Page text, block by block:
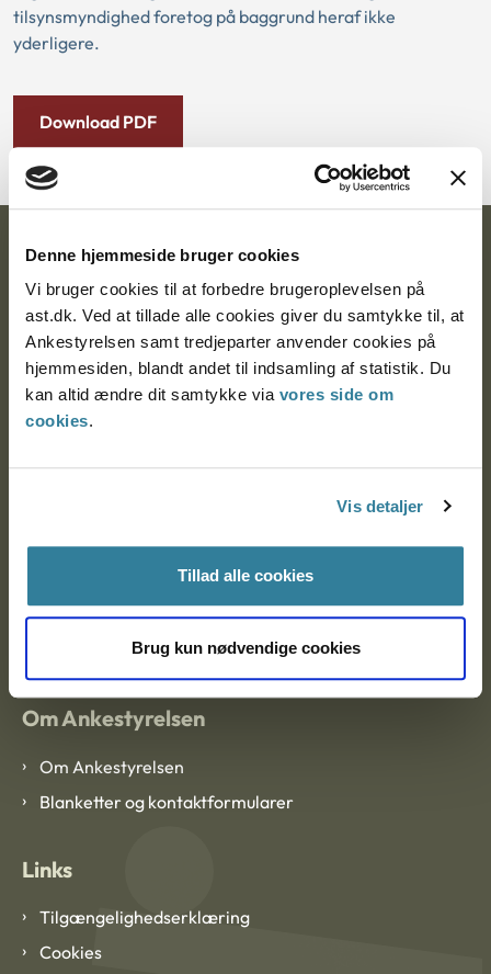
Denne hjemmeside bruger cookies
Vi bruger cookies til at forbedre brugeroplevelsen på
ast.dk. Ved at tillade alle cookies giver du samtykke til, at
Ankestyrelsen samt tredjeparter anvender cookies på
hjemmesiden, blandt andet til indsamling af statistik. Du
kan altid ændre dit samtykke via vores side om
cookies.
Vis detaljer
Tillad alle cookies
Brug kun nødvendige cookies
tilsynsmyndighed foretog på baggrund heraf ikke
yderligere.
Download PDF
Ankestyrelsen
Postadresse:
Nytorv 7, 2. sal
9000 Aalborg
EAN: 57 98 000 35 48 21
Om Ankestyrelsen
Om Ankestyrelsen
Blanketter og kontaktformularer
Links
Tilgængelighedserklæring
Cookies